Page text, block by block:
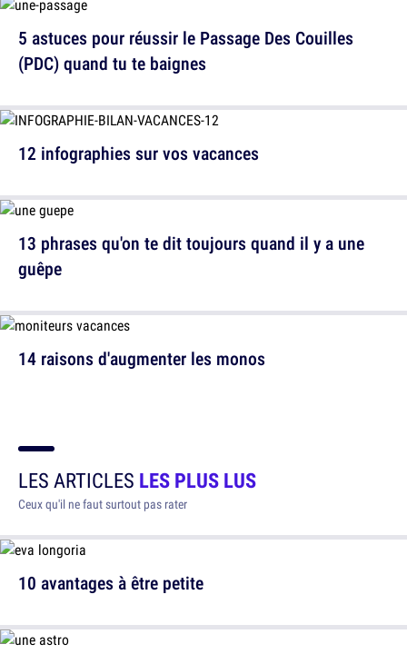
5 astuces pour réussir le Passage Des Couilles
(PDC) quand tu te baignes
13 phrases qu'on te dit toujours quand il y a une
guêpe
12 infographies sur vos vacances
14 raisons d'augmenter les monos
LES ARTICLES LES PLUS LUS
Ceux qu'il ne faut surtout pas rater
10 avantages à être petite